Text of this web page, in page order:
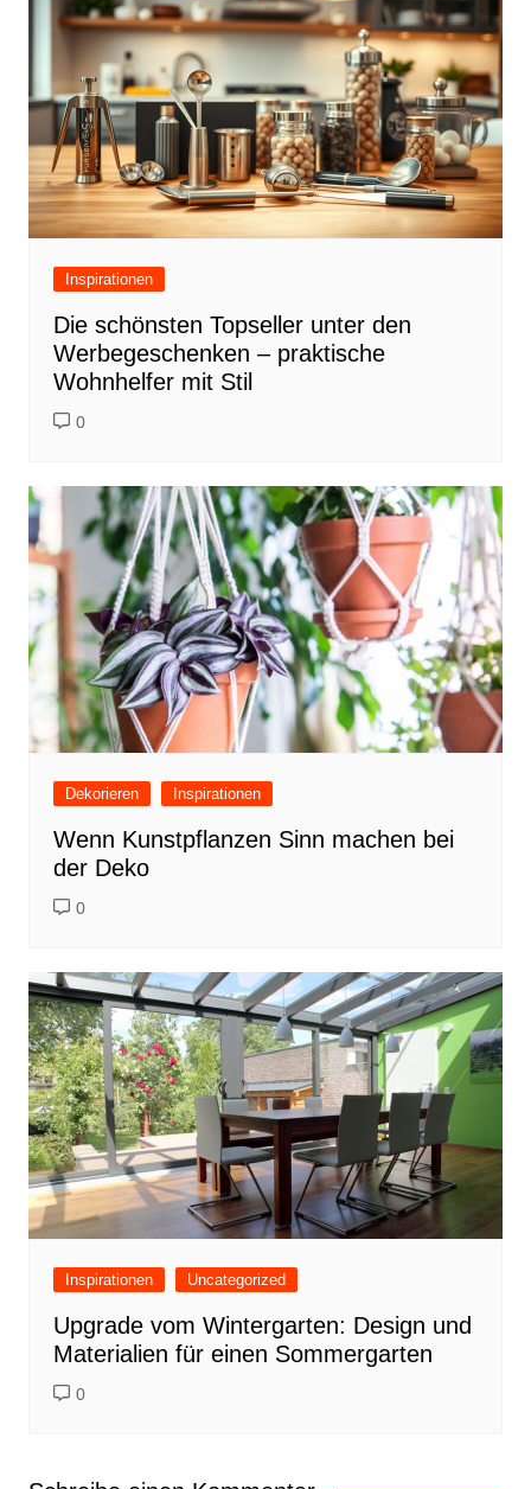
Inspirationen
Die schönsten Topseller unter den
Werbegeschenken – praktische
Wohnhelfer mit Stil
0
Dekorieren Inspirationen
Wenn Kunstpflanzen Sinn machen bei
der Deko
0
Inspirationen Uncategorized
Upgrade vom Wintergarten: Design und
Materialien für einen Sommergarten
0